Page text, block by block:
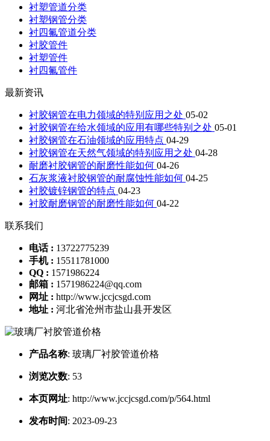
衬塑管道分类
衬塑钢管分类
衬四氟管道分类
衬胶管件
衬塑管件
衬四氟管件
最新资讯
衬胶钢管在电力领域的特别应用之处 05-02
衬胶钢管在给水领域的应用有哪些特别之处 05-01
衬胶钢管在石油领域的应用特点 04-29
衬胶钢管在天然气领域的特别应用之处 04-28
耐磨衬胶钢管的耐磨性能如何 04-26
石灰浆液衬胶钢管的耐腐蚀性能如何 04-25
衬胶镀锌钢管的特点 04-23
衬胶耐磨钢管的耐磨性能如何 04-22
联系我们
电话 : 13722775239
手机 : 15511781000
QQ : 1571986224
邮箱 : 1571986224@qq.com
网址 : http://www.jccjcsgd.com
地址 : 河北省沧州市盐山县开发区
产品名称: 玻璃厂衬胶管道价格
浏览次数: 53
本页网址: http://www.jccjcsgd.com/p/564.html
发布时间: 2023-09-23